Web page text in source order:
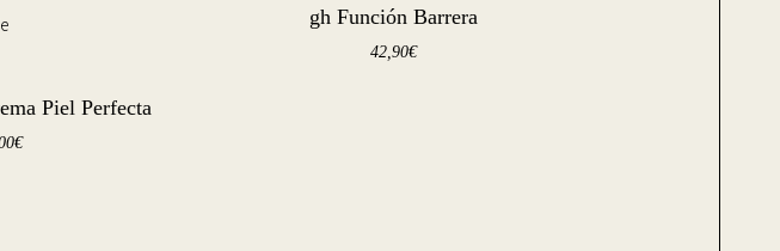
Piel Perfecta
€
gh Función Barrera
42,90€